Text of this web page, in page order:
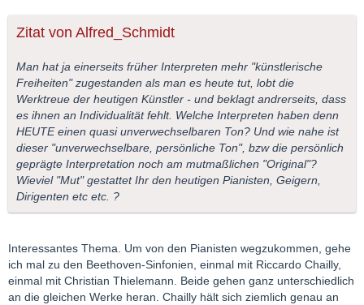
Zitat von Alfred_Schmidt
Man hat ja einerseits früher Interpreten mehr "künstlerische
Freiheiten" zugestanden als man es heute tut, lobt die
Werktreue der heutigen Künstler - und beklagt andrerseits, dass
es ihnen an Individualität fehlt. Welche Interpreten haben denn
HEUTE einen quasi unverwechselbaren Ton? Und wie nahe ist
dieser "unverwechselbare, persönliche Ton", bzw die persönlich
geprägte Interpretation noch am mutmaßlichen "Original"?
Wieviel "Mut" gestattet Ihr den heutigen Pianisten, Geigern,
Dirigenten etc etc. ?
Interessantes Thema. Um von den Pianisten wegzukommen, gehe
ich mal zu den Beethoven-Sinfonien, einmal mit Riccardo Chailly,
einmal mit Christian Thielemann. Beide gehen ganz unterschiedlich
an die gleichen Werke heran. Chailly hält sich ziemlich genau an